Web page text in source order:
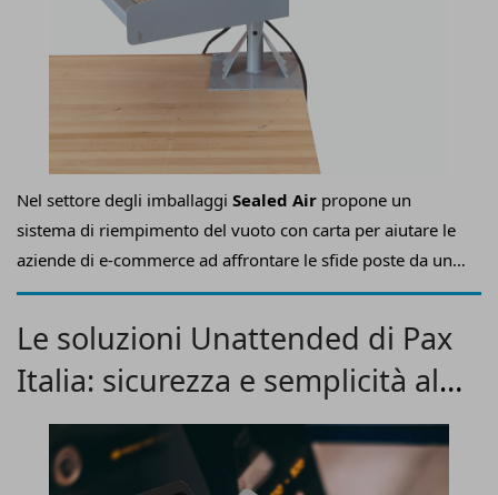
Nel settore degli imballaggi Sealed Air propone un
sistema di riempimento del vuoto con carta per aiutare le
aziende di e-commerce ad affrontare le sfide poste da una
crescita rapida e dal dover soddisfare il repentino aumento
Le soluzioni Unattended di Pax
Italia: sicurezza e semplicità al
servizio dei consumatori